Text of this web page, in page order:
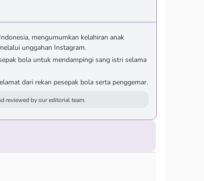
mengumumkan kelahiran anak
unggahan Instagram.
bola untuk mendampingi sang istri selama
dari rekan pesepak bola serta penggemar.
reviewed by our editorial team.